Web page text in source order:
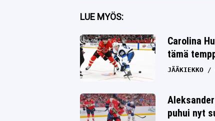
Facebook
Twitter
Whatsapp
LUE MYÖS:
Carolina
tämä
JÄÄKIEKKO
puhui nyt